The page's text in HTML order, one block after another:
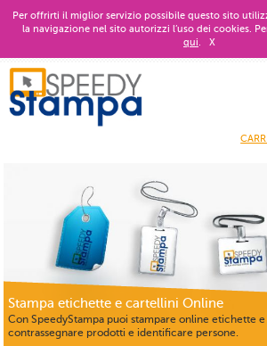
Per offrirti il miglior servizio possibile questo sito
la navigazione nel sito autorizzi l’uso dei cookies.
qui. X
Stampa etichette e cartellini Online
Con SpeedyStampa puoi stampare online etichette
contrassegnare prodotti e identificare persone.